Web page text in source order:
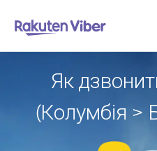
Як
(Колумбія >